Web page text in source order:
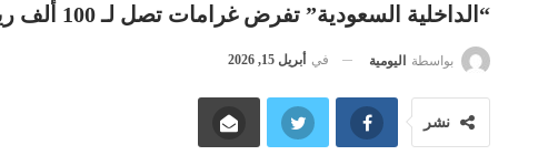
“الداخلية السعودية” تفرض غرامات تصل لـ 100 ألف ريال وترحيل لمخالفي أنظمة الحج
بواسطة اليومية في أبريل 15, 2026
نشر